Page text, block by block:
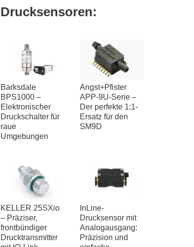
Drucksensoren:
Barksdale
BPS1000 –
Elektronischer
Druckschalter für
raue
Umgebungen
Angst+Pfister
APP-9U-Serie –
Der perfekte 1:1-
Ersatz für den
SM9D
KELLER 25SXio
– Präziser,
frontbündiger
Drucktransmitter
InLine-
Drucksensor mit
Analogausgang:
Präzision und